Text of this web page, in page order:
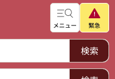
メニュー 緊急